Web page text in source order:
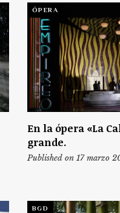
ÓPERA
En la ópera «La
grande.
Published on 17 marzo
BGD